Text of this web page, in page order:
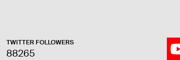
TWITTER FOLLOWERS
88265